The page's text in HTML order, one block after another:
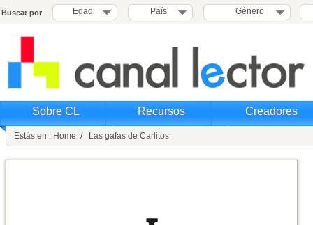
Buscar por Edad País Género
Sobre CL Recursos Creadores
Estás en : Home / Las gafas de Carlitos